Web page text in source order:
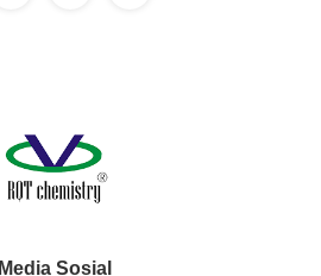
Media Sosial